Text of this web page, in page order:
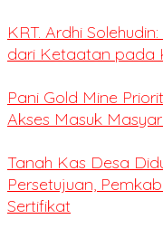
KRT. Ardhi
dari Ketaatan pada
Pani Gold Mine
Akses Masuk
Tanah Kas Desa
Persetujuan,
Sertifikat